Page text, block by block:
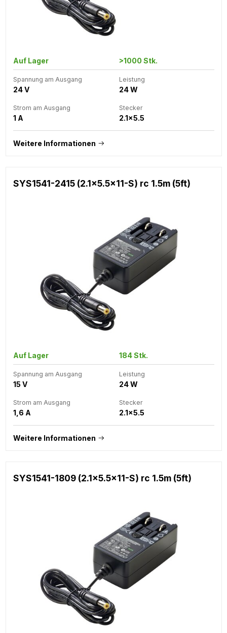
Auf Lager >1000 Stk.
Spannung am Ausgang
24 V
Leistung
24 W
Strom am Ausgang
1 A
Stecker
2.1x5.5
Weitere Informationen
SYS1541-2415 (2.1x5.5x11-S) rc 1.5m (5ft)
Auf Lager 184 Stk.
Spannung am Ausgang
15 V
Leistung
24 W
Strom am Ausgang
1,6 A
Stecker
2.1x5.5
Weitere Informationen
SYS1541-1809 (2.1x5.5x11-S) rc 1.5m (5ft)